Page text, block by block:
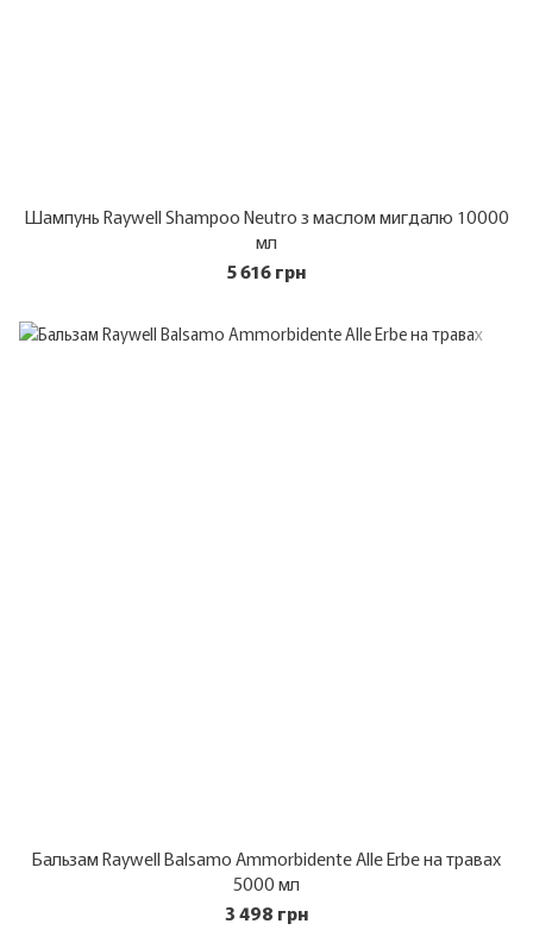
Шампунь Raywell Shampoo Neutro з маслом мигдалю 10000
мл
5 616 грн
Бальзам Raywell Balsamo Ammorbidente Alle Erbe на травах
5000 мл
3 498 грн